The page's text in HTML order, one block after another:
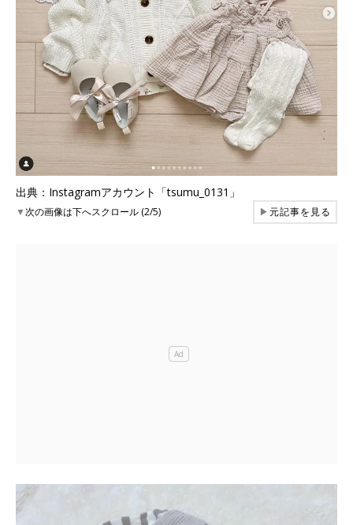
出典：Instagramアカウント「tsumu_0131」
▼次の画像は下へスクロール (2/5) ▶元記事を見る